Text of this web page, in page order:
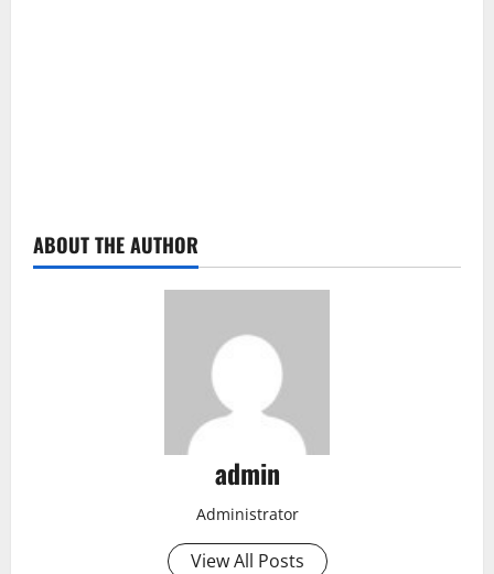
ABOUT THE AUTHOR
admin
Administrator
View All Posts